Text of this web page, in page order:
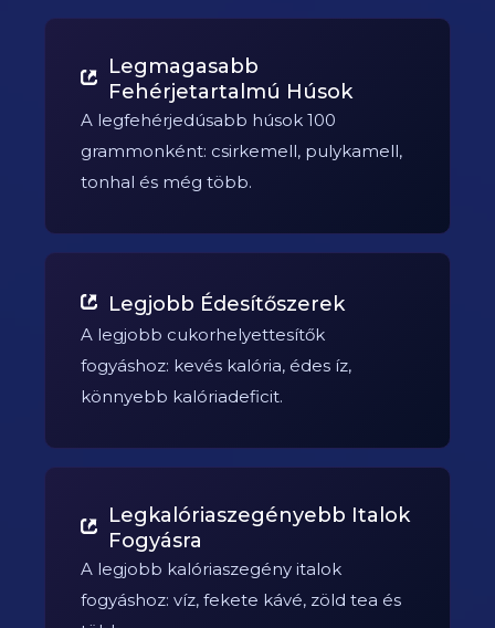
Legmagasabb
Fehérjetartalmú Húsok
A legfehérjedúsabb húsok 100
grammonként: csirkemell, pulykamell,
tonhal és még több.
Legjobb Édesítőszerek
A legjobb cukorhelyettesítők
fogyáshoz: kevés kalória, édes íz,
könnyebb kalóriadeficit.
Legkalóriaszegényebb Italok
Fogyásra
A legjobb kalóriaszegény italok
fogyáshoz: víz, fekete kávé, zöld tea és